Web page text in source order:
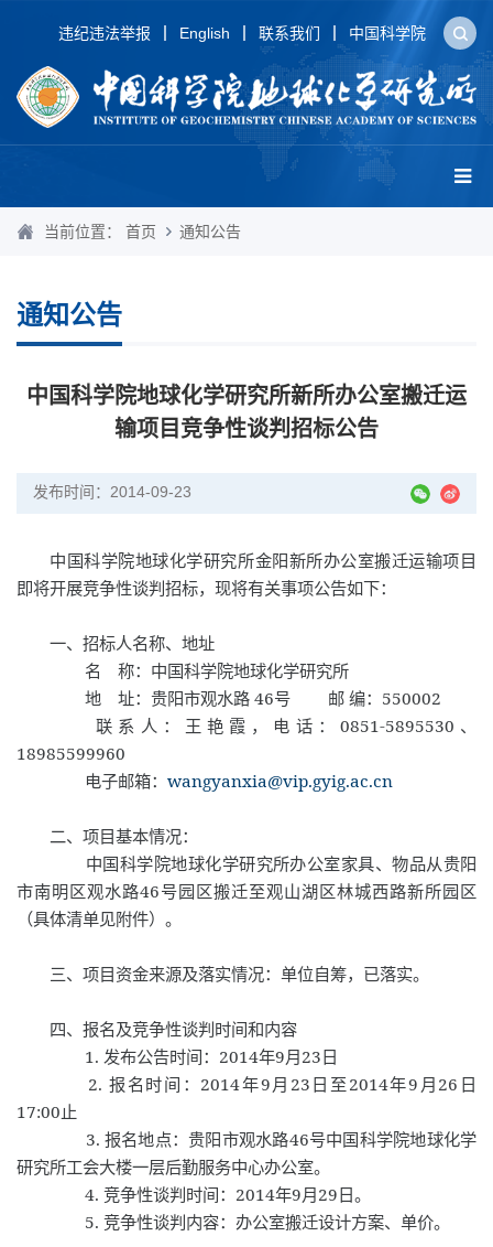
违纪违法举报 English 联系我们 中国科学院
当前位置： 首页 通知公告
通知公告
中国科学院地球化学研究所新所办公室搬迁运
输项目竞争性谈判招标公告
发布时间：2014-09-23
中国科学院地球化学研究所金阳新所办公室搬迁运输项目
即将开展竞争性谈判招标，现将有关事项公告如下：
一、招标人名称、地址
名 称：中国科学院地球化学研究所
地 址：贵阳市观水路 46号 邮 编： 550002
联系人：王艳霞，电话： 0851-5895530 、
18985599960
电子邮箱： wangyanxia@vip.gyig.ac.cn
二、项目基本情况：
中国科学院地球化学研究所办公室家具、物品从贵阳
市南明区观水路46号园区搬迁至观山湖区林城西路新所园区
（具体清单见附件）。
三、项目资金来源及落实情况：单位自筹，已落实。
四、报名及竞争性谈判时间和内容
1. 发布公告时间： 2014年9月 23 日
2. 报名时间： 2014年9 月 23 日至 2014年9 月 26 日
17:00止
3. 报名地点：贵阳市观水路46号中国科学院地球化学
研究所工会大楼一层后勤服务中心办公室。
4. 竞争性谈判时间： 2014年9月 29 日。
5. 竞争性谈判内容：办公室搬迁设计方案、单价。